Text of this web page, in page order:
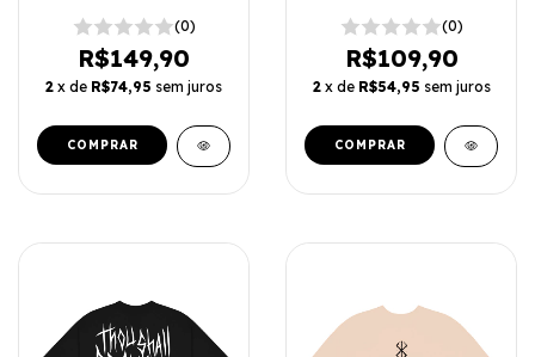
(0)
R$149,90
2 x de R$74,95 sem juros
COMPRAR
(0)
R$109,90
2 x de R$54,95 sem juros
COMPRAR